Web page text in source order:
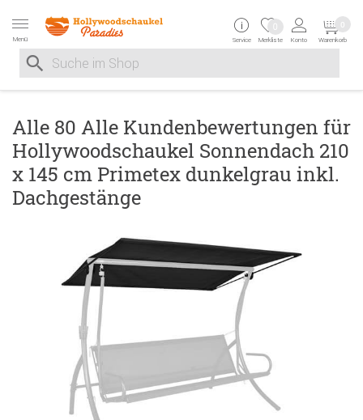
Menü
Suche nach
Suche im Shop, nach der Eingabe von 3 Buchstaben
Service Merkliste
0
Konto Warenkorb
0
Alle 80 Alle Kundenbewertungen für
Hollywoodschaukel Sonnendach 210
x 145 cm Primetex dunkelgrau inkl.
Dachgestänge